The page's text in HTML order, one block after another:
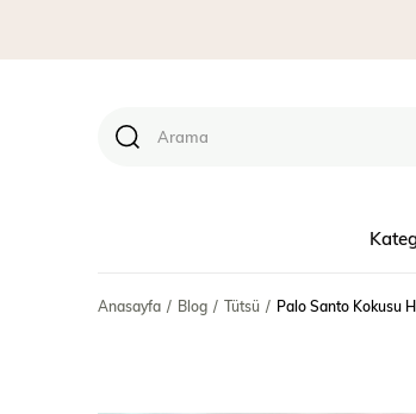
Anasayfa Blog Tütsü Palo Santo Kokusu